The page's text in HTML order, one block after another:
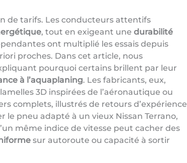
de tarifs. Les conducteurs attentifs
, tout en exigeant une durabilité
ont multiplié les essais depuis
proches. Dans cet article, nous
pourquoi certains brillent par leur
à l’aquaplaning. Les fabricants, eux,
3D inspirées de l’aéronautique ou
complets, illustrés de retours d’expérience
le pneu adapté à un vieux Nissan Terrano,
même indice de vitesse peut cacher des
sur autoroute ou capacité à sortir